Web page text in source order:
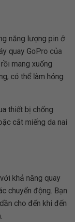
năng lượng pin ở
quay GoPro của
mang xuống
có thể làm hỏng
thiết bị chống
cắt miếng da nai
khả năng quay
chuyển động. Bạn
cho đến khi đến